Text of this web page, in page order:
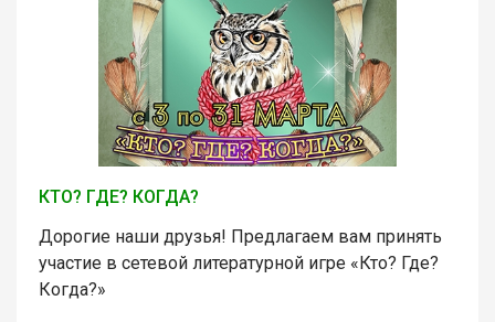
КТО? ГДЕ? КОГДА?
Дорогие наши друзья! Предлагаем вам принять
участие в сетевой литературной игре «Кто? Где?
Когда?»